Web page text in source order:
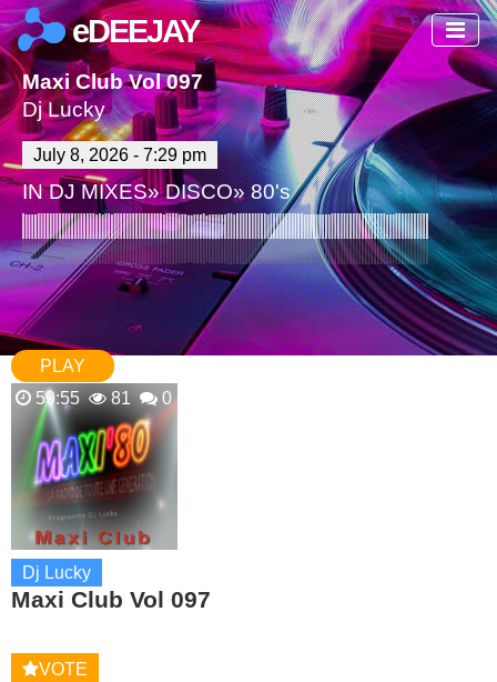
eDEEJAY
Maxi Club Vol 097
Dj Lucky
July 8, 2026 - 7:29 pm
INDJ MIXES»DISCO» 80's
Dj Lucky
Maxi Club Vol 097
VOTE
PLAY
59:55
81 0 Comments